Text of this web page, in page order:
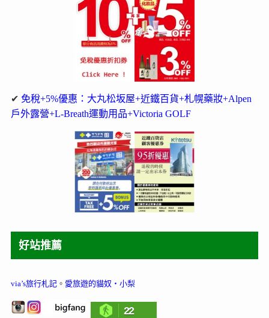
✔ 免稅+5%優惠：大丸松坂屋+近鐵百貨+札幌藥妝+Alpen
戶外露營+L-Breath運動用品+Victoria GOLF
好站推薦
via’s旅行札記。 愛旅遊的貓奴‧小梨
22